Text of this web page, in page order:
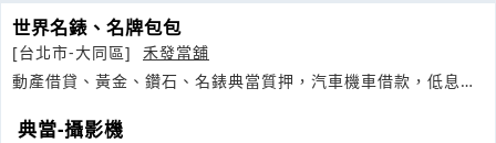
世界名錶、名牌包包
[台北市-大同區]
禾發當舖
動產借貸、黃金、鑽石、名錶典當質押，汽車機車借款，低息保
典當-攝影機